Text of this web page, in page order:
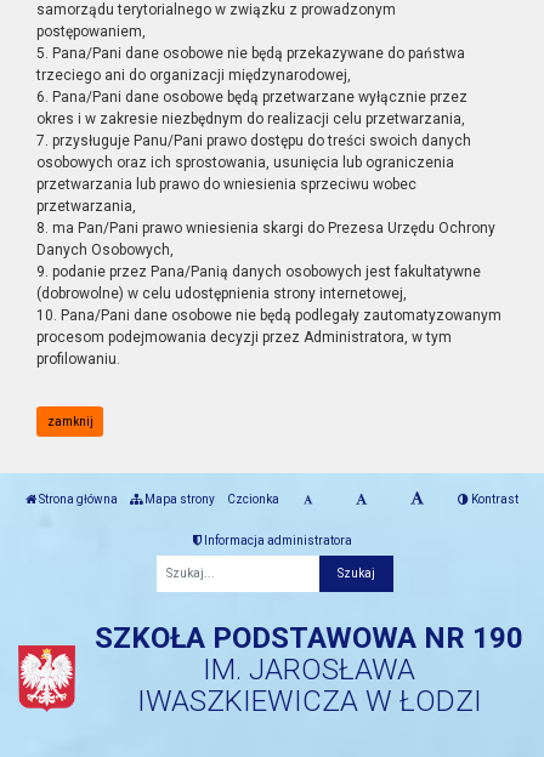
samorządu terytorialnego w związku z prowadzonym
postępowaniem,
5. Pana/Pani dane osobowe nie będą przekazywane do państwa
trzeciego ani do organizacji międzynarodowej,
6. Pana/Pani dane osobowe będą przetwarzane wyłącznie przez
okres i w zakresie niezbędnym do realizacji celu przetwarzania,
7. przysługuje Panu/Pani prawo dostępu do treści swoich danych
osobowych oraz ich sprostowania, usunięcia lub ograniczenia
przetwarzania lub prawo do wniesienia sprzeciwu wobec
przetwarzania,
8. ma Pan/Pani prawo wniesienia skargi do Prezesa Urzędu Ochrony
Danych Osobowych,
9. podanie przez Pana/Panią danych osobowych jest fakultatywne
(dobrowolne) w celu udostępnienia strony internetowej,
10. Pana/Pani dane osobowe nie będą podlegały zautomatyzowanym
procesom podejmowania decyzji przez Administratora, w tym
profilowaniu.
zamknij
Strona główna Mapa strony Czcionka Kontrast
Informacja administratora
SZKOŁA PODSTAWOWA NR 190
IM. JAROSŁAWA
IWASZKIEWICZA W ŁODZI